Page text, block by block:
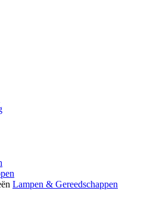
Lampen & Gereedschappen